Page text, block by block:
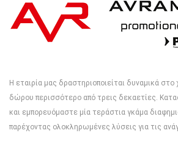
Η εταιρία μας δραστηριοποιείται δυναμικά
δώρου περισσότερο από τρεις δεκαετίες.
και εμπορευόμαστε μία τεράστια γκάμα
παρέχοντας ολοκληρωμένες λύσεις για τις